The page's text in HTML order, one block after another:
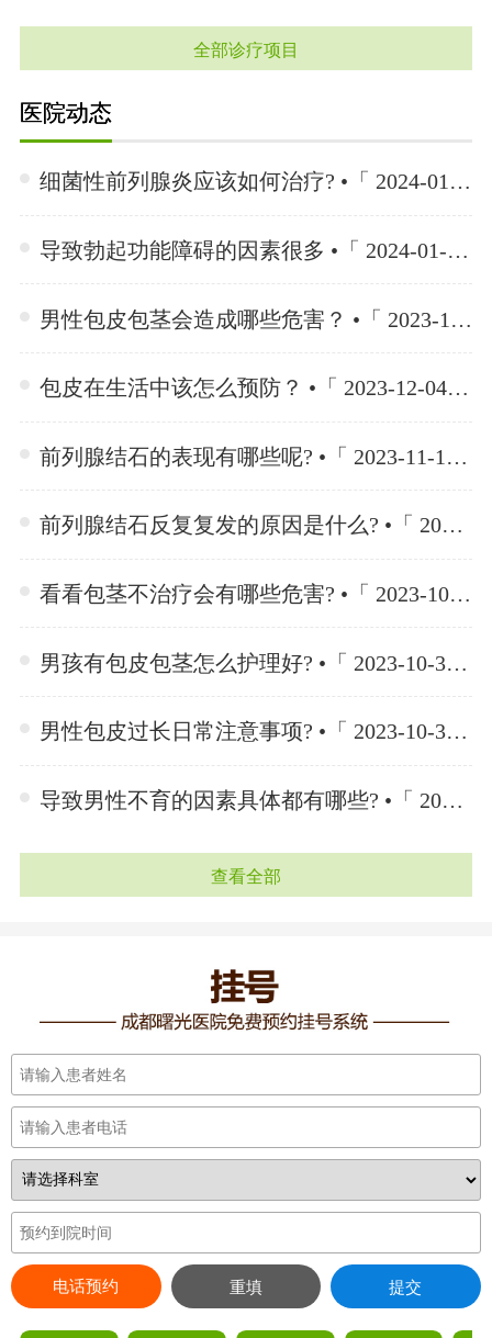
全部诊疗项目
医院动态
细菌性前列腺炎应该如何治疗? •「 2024-01-15 」
导致勃起功能障碍的因素很多 •「 2024-01-15 」
男性包皮包茎会造成哪些危害？ •「 2023-12-04 」
包皮在生活中该怎么预防？ •「 2023-12-04 」
前列腺结石的表现有哪些呢? •「 2023-11-10 」
前列腺结石反复复发的原因是什么? •「 2023-11-10 」
看看包茎不治疗会有哪些危害? •「 2023-10-30 」
男孩有包皮包茎怎么护理好? •「 2023-10-30 」
男性包皮过长日常注意事项? •「 2023-10-30 」
导致男性不育的因素具体都有哪些? •「 2023-10-23 」
查看全部
电话预约 重填 提交